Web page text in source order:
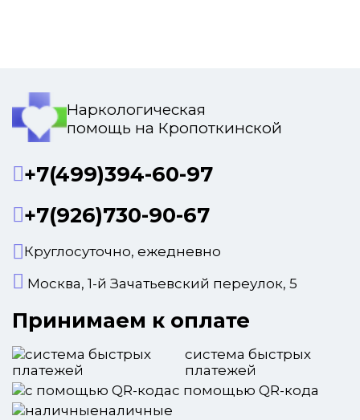
Наркологическая
помощь на Кропоткинской
+7(499)394-60-97
+7(926)730-90-67
Круглосуточно, ежедневно
Москва, 1-й Зачатьевский переулок, 5
Принимаем к оплате
система быстрых
платежей
с помощью QR-кода
наличные